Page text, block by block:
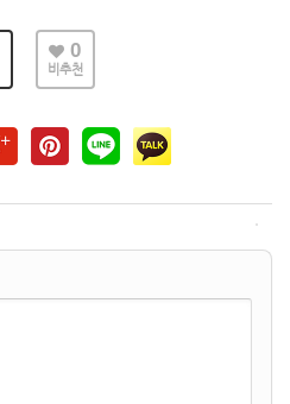
0
비추천